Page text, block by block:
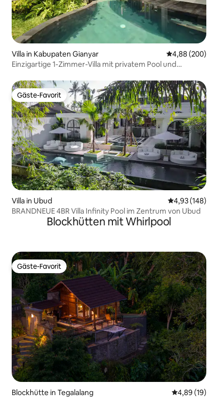
Villa in Kabupaten Gianyar
4,88 (200)
Einzigartige 1-Zimmer-Villa mit privatem Pool und
Gäste-Favorit
Gäste-Favorit
Villa in Ubud
4,93 (148)
BRANDNEUE 4BR Villa Infinity Pool im Zentrum von Ubud
Blockhütten mit Whirlpool
Gäste-Favorit
Gäste-Favorit
Blockhütte in Tegalalang
4,89 (19)